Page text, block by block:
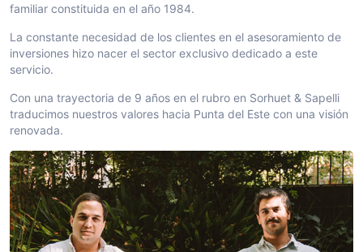
familiar constituida en el año 1984.
La constante necesidad de los clientes en el asesoramiento de
inversiones hizo nacer el sector exclusivo dedicado a este
servicio.
Con una trayectoria de 9 años en el rubro en Sorhuet & Sapelli
traducimos nuestros valores hacia Punta del Este con una visión
renovada.